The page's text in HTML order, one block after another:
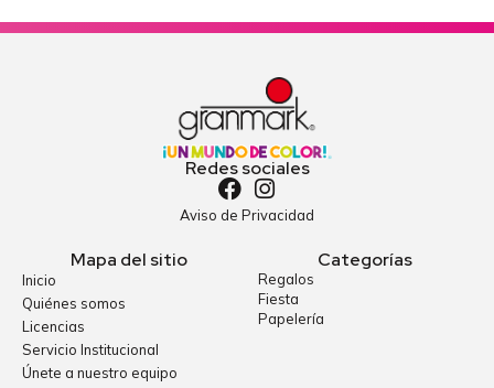
Redes sociales
Aviso de Privacidad
Mapa del sitio
Inicio
Quiénes somos
Licencias
Servicio Institucional
Únete a nuestro equipo
Categorías
Regalos
Fiesta
Papelería